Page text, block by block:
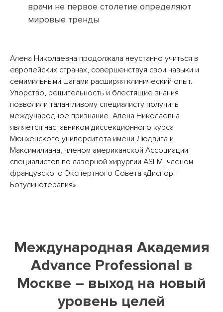
врачи не первое столетие определяют
мировые тренды
Алена Николаевна продолжала неустанно учиться в
европейских странах, совершенствуя свои навыки и
семимильными шагами расширяя клинический опыт.
Упорство, решительность и блестящие знания
позволили талантливому специалисту получить
международное признание. Алена Николаевна
является наставником диссекционного курса
Мюнхенского университета имени Людвига и
Максимилиана, членом американской Ассоциации
специалистов по лазерной хирургии ASLM, членом
французского Экспертного Совета «Диспорт-
Ботулинотерапия».
Международная Академия
Advance Professional в
Москве – выход на новый
уровень целей